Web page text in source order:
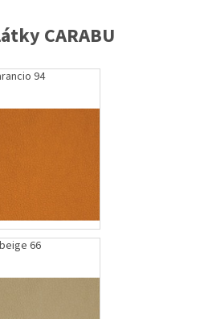
CARABU
94
beige 66